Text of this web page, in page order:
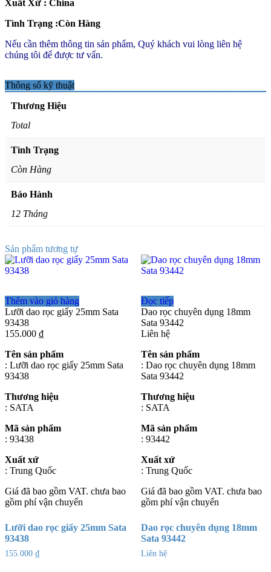
Xuất Xứ : China
Tình Trạng :Còn Hàng
Nếu cần thêm thông tin sản phẩm, Quý khách vui lòng liên hệ
chúng tôi để được tư vấn.
Thông số kỹ thuật
Thương Hiệu
Total
Tình Trạng
Còn Hàng
Bảo Hành
12 Tháng
Sản phẩm tương tự
Thêm vào giỏ hàng
Lưỡi dao rọc giấy 25mm Sata
93438
155.000 ₫
Tên sản phẩm
: Lưỡi dao rọc giấy 25mm Sata
93438
Thương hiệu
: SATA
Mã sản phẩm
: 93438
Xuất xứ
: Trung Quốc
Giá đã bao gồm VAT. chưa bao
gồm phí vận chuyển
Lưỡi dao rọc giấy 25mm Sata
93438
155.000 ₫
Đọc tiếp
Dao rọc chuyên dụng 18mm
Sata 93442
Liên hệ
Tên sản phẩm
: Dao rọc chuyên dụng 18mm
Sata 93442
Thương hiệu
: SATA
Mã sản phẩm
: 93442
Xuất xứ
: Trung Quốc
Giá đã bao gồm VAT. chưa bao
gồm phí vận chuyển
Dao rọc chuyên dụng 18mm
Sata 93442
Liên hệ